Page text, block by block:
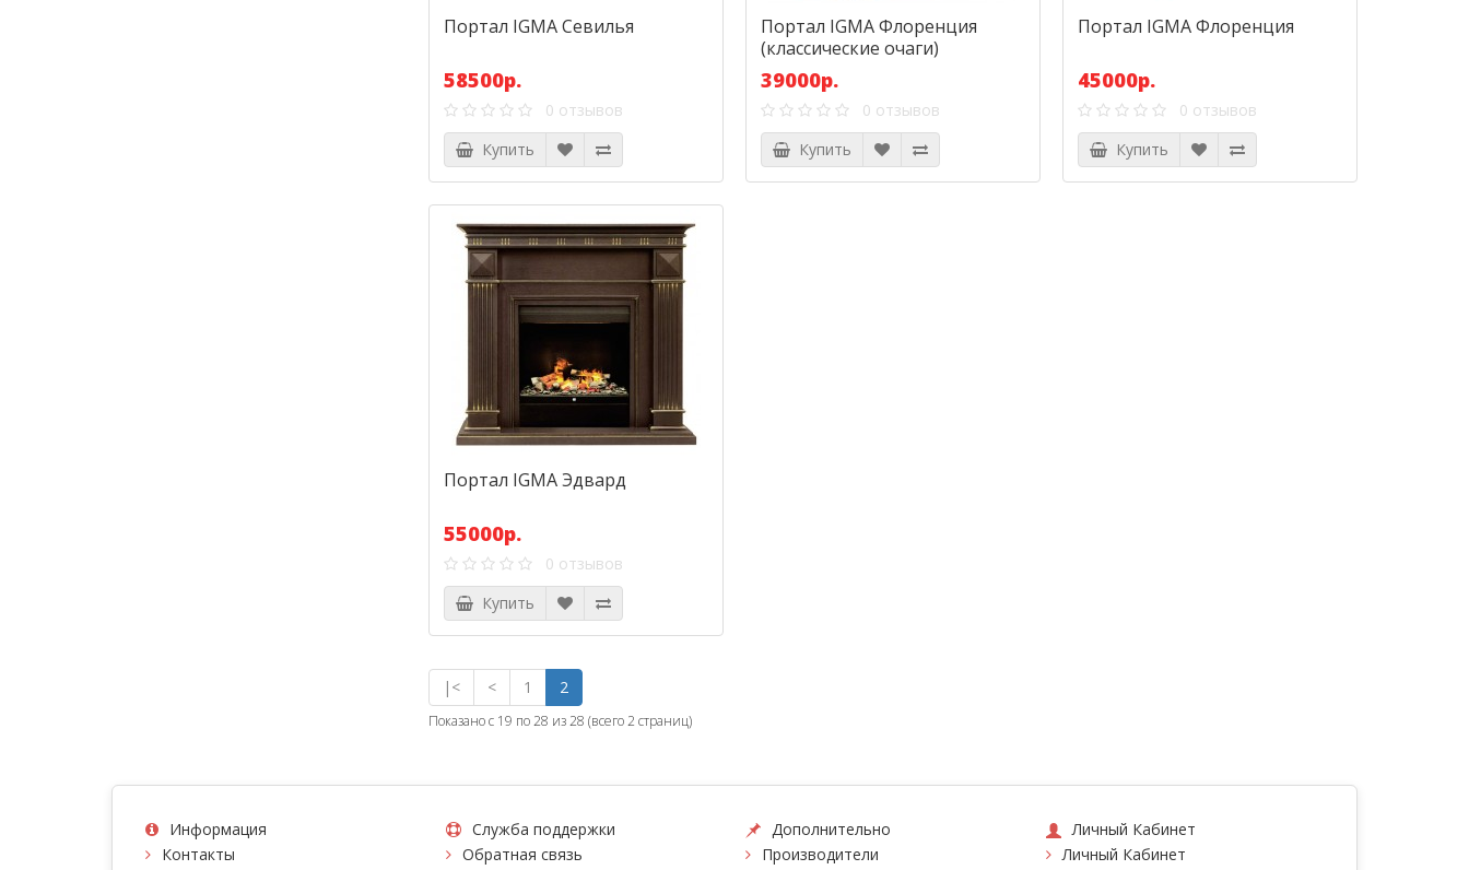
Портал IGMA Севилья
58500р.
0 отзывов
Купить
Портал IGMA Флоренция
(классические очаги)
39000р.
0 отзывов
Купить
Портал IGMA Флоренция
45000р.
0 отзывов
Купить
Портал IGMA Эдвард
55000р.
0 отзывов
Купить
|< < 1 2
Показано с 19 по 28 из 28 (всего 2 страниц)
Информация
Контакты
Служба поддержки
Обратная связь
Дополнительно
Производители
Личный Кабинет
Личный Кабинет